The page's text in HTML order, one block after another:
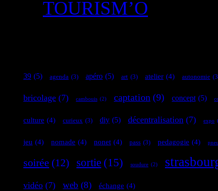
TOURISM’O
39 (5) agenda (3) apéro (5) art (3) atelier (4) autonomie
bricolage (7) cambouis (2) captation (9) concept (5)
culture (4) curieux (3) diy (5) décentralisation (7) expo
jeu (4) nomade (4) nonet (4) pass (3) pedagogie (4)
soirée (12) sortie (15) soudure (2)
vidéo (7) web (8) échange (4)